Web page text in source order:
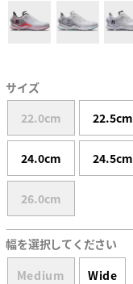
サイズ
22.0cm
22.5cm
24.0cm 24.5cm
26.0cm
幅を選択してください
Medium
Wide